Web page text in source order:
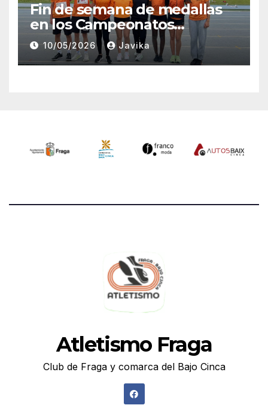
Fin de semana de medallas
en los Campeonatos
Provinciales Sub-14 y Sub-16
10/05/2026 Javika
Atletismo Fraga
Club de Fraga y comarca del Bajo Cinca